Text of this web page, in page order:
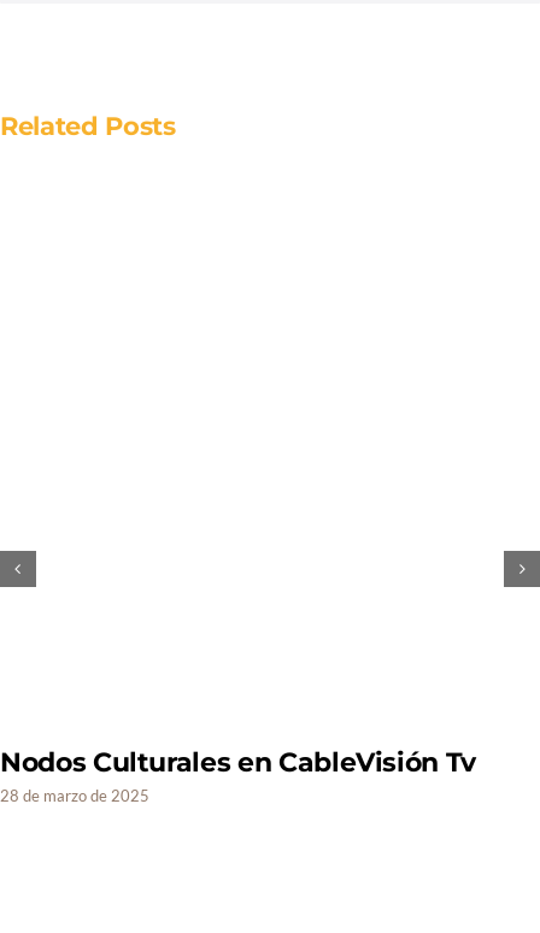
Related Posts
Nodos Culturales en CableVisión Tv
28 de marzo de 2025